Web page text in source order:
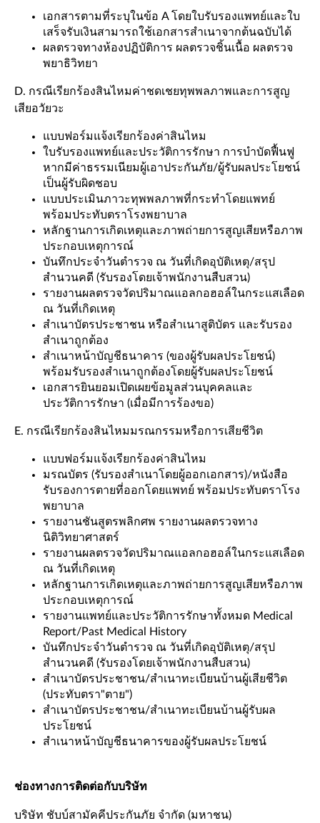
เอกสารตามที่ระบุในข้อ A โดยใบรับรองแพทย์และใบ
เสร็จรับเงินสามารถใช้เอกสารสำเนาจากต้นฉบับได้
ผลตรวจทางห้องปฏิบัติการ ผลตรวจชิ้นเนื้อ ผลตรวจ
พยาธิวิทยา
D. กรณีเรียกร้องสินไหมค่าชดเชยทุพพลภาพและการสูญ
เสียอวัยวะ
แบบฟอร์มแจ้งเรียกร้องค่าสินไหม
ใบรับรองแพทย์และประวัติการรักษา การบำบัดฟื้นฟู
หากมีค่าธรรมเนียมผู้เอาประกันภัย/ผู้รับผลประโยชน์
เป็นผู้รับผิดชอบ
แบบประเมินภาวะทุพพลภาพที่กระทำโดยแพทย์
พร้อมประทับตราโรงพยาบาล
หลักฐานการเกิดเหตุและภาพถ่ายการสูญเสียหรือภาพ
ประกอบเหตุการณ์
บันทึกประจำวันตำรวจ ณ วันที่เกิดอุบัติเหตุ/สรุป
สำนวนคดี (รับรองโดยเจ้าพนักงานสืบสวน)
รายงานผลตรวจวัดปริมาณแอลกอฮอล์ในกระแสเลือด
ณ วันที่เกิดเหตุ
สำเนาบัตรประชาชน หรือสำเนาสูติบัตร และรับรอง
สำเนาถูกต้อง
สำเนาหน้าบัญชีธนาคาร (ของผู้รับผลประโยชน์)
พร้อมรับรองสำเนาถูกต้องโดยผู้รับผลประโยชน์
เอกสารยินยอมเปิดเผยข้อมูลส่วนบุคคลและ
ประวัติการรักษา (เมื่อมีการร้องขอ)
E. กรณีเรียกร้องสินไหมมรณกรรมหรือการเสียชีวิต
แบบฟอร์มแจ้งเรียกร้องค่าสินไหม
มรณบัตร (รับรองสำเนาโดยผู้ออกเอกสาร)/หนังสือ
รับรองการตายที่ออกโดยแพทย์ พร้อมประทับตราโรง
พยาบาล
รายงานชันสูตรพลิกศพ รายงานผลตรวจทาง
นิติวิทยาศาสตร์
รายงานผลตรวจวัดปริมาณแอลกอฮอล์ในกระแสเลือด
ณ วันที่เกิดเหตุ
หลักฐานการเกิดเหตุและภาพถ่ายการสูญเสียหรือภาพ
ประกอบเหตุการณ์
รายงานแพทย์และประวัติการรักษาทั้งหมด Medical
Report/Past Medical History
บันทึกประจำวันตำรวจ ณ วันที่เกิดอุบัติเหตุ/สรุป
สำนวนคดี (รับรองโดยเจ้าพนักงานสืบสวน)
สำเนาบัตรประชาชน/สำเนาทะเบียนบ้านผู้เสียชีวิต
(ประทับตรา"ตาย")
สำเนาบัตรประชาชน/สำเนาทะเบียนบ้านผู้รับผล
ประโยชน์
สำเนาหน้าบัญชีธนาคารของผู้รับผลประโยชน์
ช่องทางการติดต่อกับบริษัท
บริษัท ชับบ์สามัคคีประกันภัย จำกัด (มหาชน)